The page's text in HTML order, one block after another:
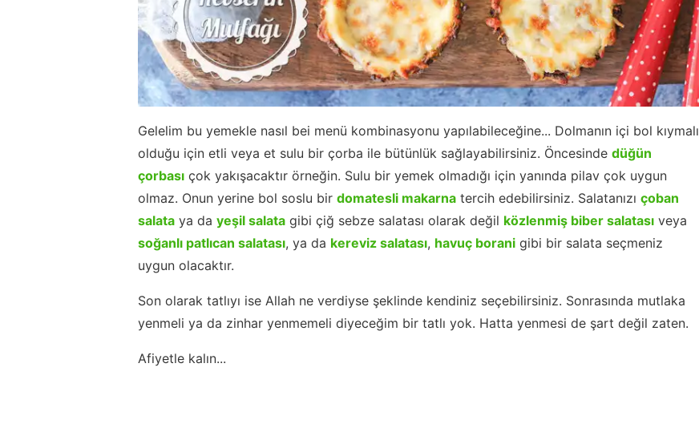
Gelelim bu yemekle nasıl bei menü kombinasyonu yapılabileceğine... Dolmanın içi bol kıymalı
olduğu için etli veya et sulu bir çorba ile bütünlük sağlayabilirsiniz. Öncesinde düğün
çorbası çok yakışacaktır örneğin. Sulu bir yemek olmadığı için yanında pilav çok uygun
olmaz. Onun yerine bol soslu bir domatesli makarna tercih edebilirsiniz. Salatanızı çoban
salata ya da yeşil salata gibi çiğ sebze salatası olarak değil közlenmiş biber salatası veya
soğanlı patlıcan salatası, ya da kereviz salatası, havuç borani gibi bir salata seçmeniz
uygun olacaktır.
Son olarak tatlıyı ise Allah ne verdiyse şeklinde kendiniz seçebilirsiniz. Sonrasında mutlaka
yenmeli ya da zinhar yenmemeli diyeceğim bir tatlı yok. Hatta yenmesi de şart değil zaten.
Afiyetle kalın...